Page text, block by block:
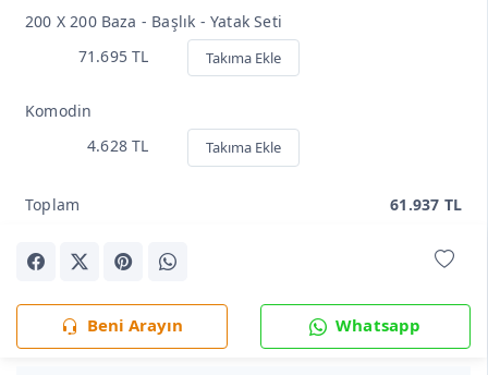
200 X 200 Baza - Başlık - Yatak Seti
71.695 TL
Takıma Ekle
Komodin
4.628 TL
Takıma Ekle
Toplam 61.937 TL
Beni Arayın Whatsapp